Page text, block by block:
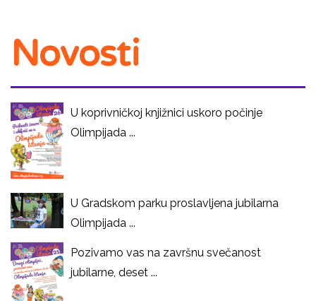
Novosti
U koprivničkoj knjižnici uskoro počinje
Olimpijada ...
U Gradskom parku proslavljena jubilarna
Olimpijada ...
Pozivamo vas na završnu svečanost
jubilarne, deset ...